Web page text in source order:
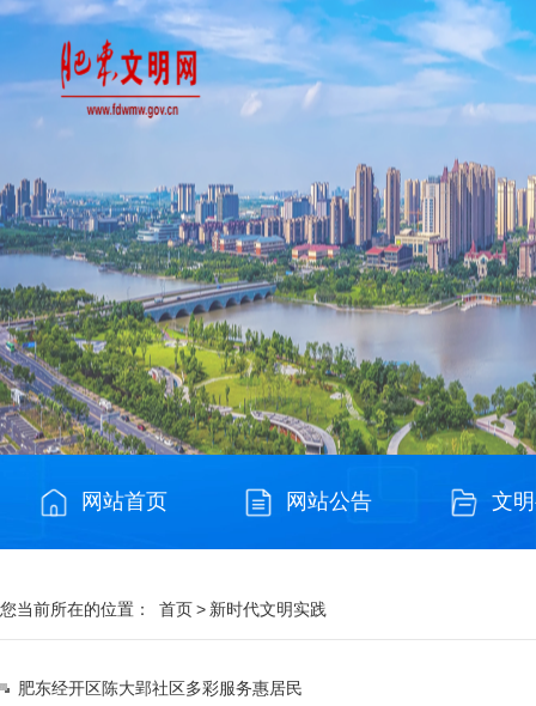
网站首页 网站公告 文
您当前所在的位置： 首页> 新时代文明实践
肥东经开区陈大郢社区多彩服务惠居民